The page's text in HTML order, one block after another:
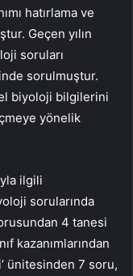
hatırlama ve
Geçen yılın
soruları
sorulmuştur.
biyoloji bilgilerini
yönelik
ilgili
sorularında
4 tanesi
kazanımlarından
ünitesinden 7 soru,